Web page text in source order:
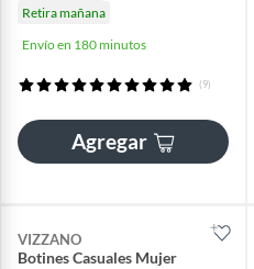
Retira mañana
Envío en 180 minutos
(9)
Agregar
VIZZANO
Botines Casuales Mujer